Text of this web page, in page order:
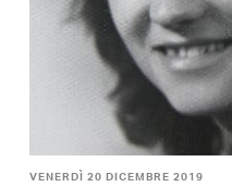
VENERDÌ 20 DICEMBRE 2019